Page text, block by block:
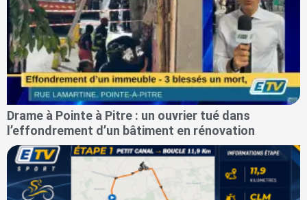
Drame à Pointe à Pitre : un ouvrier tué dans
l’effondrement d’un bâtiment en rénovation